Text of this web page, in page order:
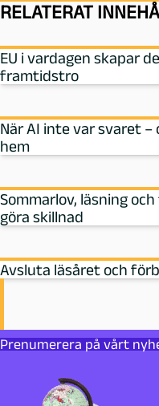
RELATERAT
EU i vardagen skapar
framtidstro
När AI inte var svaret
hem
Sommarlov, läsning
göra skillnad
Avsluta läsåret och
Prenumerera på vårt